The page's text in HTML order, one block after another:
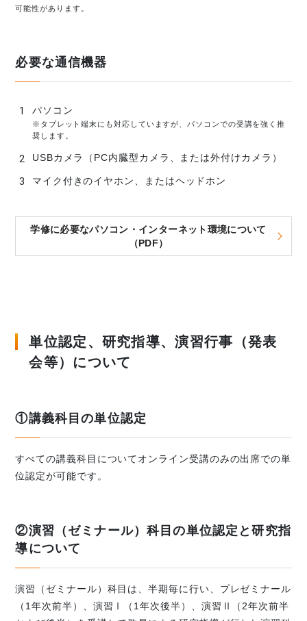
可能性があります。
必要な通信機器
パソコン
※タブレット端末にも対応していますが、パソコンでの受講を強く推
奨します。
USBカメラ（PC内臓型カメラ、または外付けカメラ）
マイク付きのイヤホン、またはヘッドホン
学修に必要なパソコン・インターネット環境について
（PDF）
単位認定、研究指導、演習行事（発表
会等）について
①講義科目の単位認定
すべての講義科目についてオンライン受講のみの出席での単
位認定が可能です。
②演習（ゼミナール）科目の単位認定と研究指
導について
演習（ゼミナール）科目は、半期毎に行い、プレゼミナール
（1年次前半）、演習Ⅰ（1年次後半）、演習Ⅱ（2年次前半